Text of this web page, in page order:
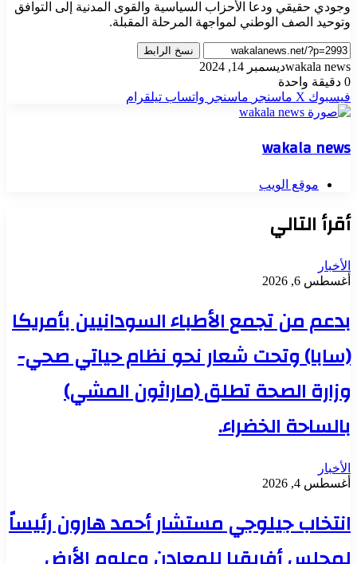
وجودي حقيقي ودعا الأحزاب السياسية والقوى المدنية إلى التوافق
وتوحيد الصف الوطني لمواجهة المرحلة المقبلة.
نسخ الرابط
wakala newsديسمبر 14, 2024
0 دقيقة واحدة
فيسبوك ‫X ماسنجر ماسنجر واتساب تيلقرام
wakala news
موقع الويب
أقرأ التالي
الأخبار
أغسطس 6, 2026
بدعم من تجمع الأطباء السودانيين بأمريكا
(سابا) وتحت شعار نحو نظام حياتي صحي-
وزارة الصحة تطلق (ماراثون المشي)
بالساحة الخضراء.
الأخبار
أغسطس 4, 2026
انتخاب جيلوجي مستشار أحمد هارون رئيساً